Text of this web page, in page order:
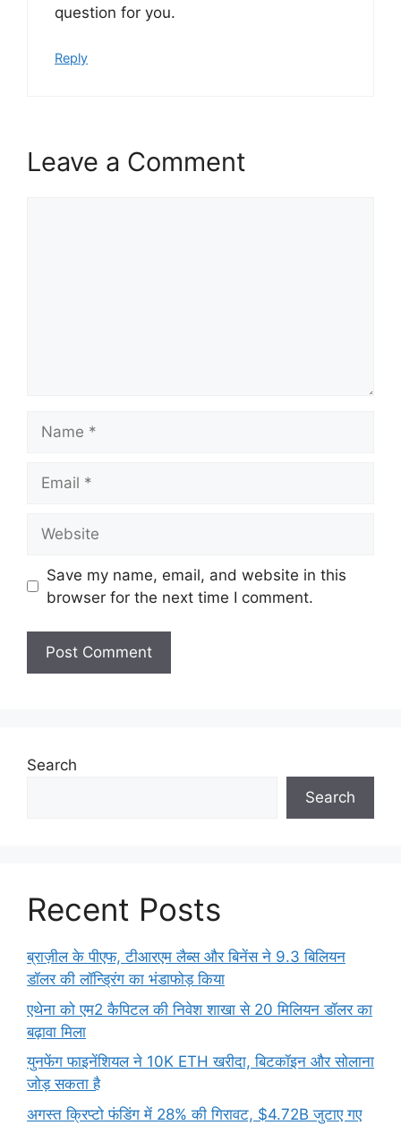
question for you.
Reply
Leave a Comment
Save my name, email, and website in this
browser for the next time I comment.
Search
Search
Recent Posts
ब्राज़ील के पीएफ, टीआरएम लैब्स और बिनेंस ने 9.3 बिलियन
डॉलर की लॉन्ड्रिंग का भंडाफोड़ किया
एथेना को एम2 कैपिटल की निवेश शाखा से 20 मिलियन डॉलर का
बढ़ावा मिला
युनफेंग फाइनेंशियल ने 10K ETH खरीदा, बिटकॉइन और सोलाना
जोड़ सकता है
अगस्त क्रिप्टो फंडिंग में 28% की गिरावट, $4.72B जुटाए गए